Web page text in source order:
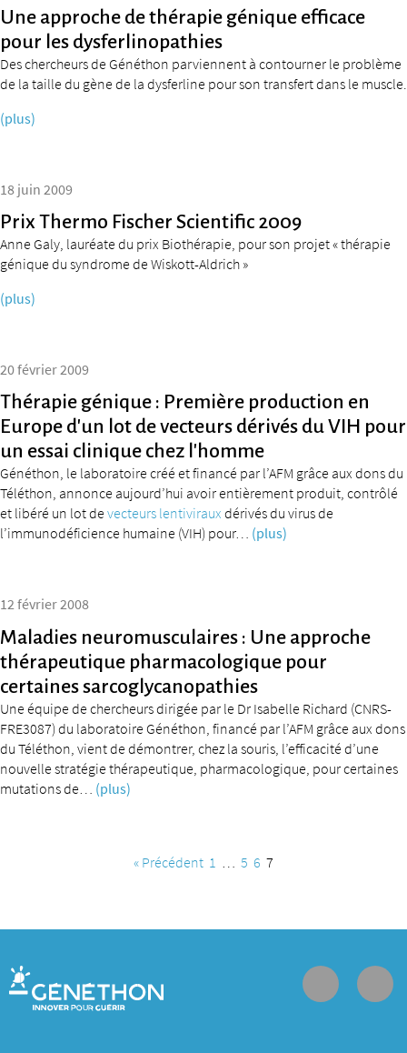
Une approche de thérapie génique efficace
pour les dysferlinopathies
Des chercheurs de Généthon parviennent à contourner le problème
de la taille du gène de la dysferline pour son transfert dans le muscle.
(plus)
18 juin 2009
Prix Thermo Fischer Scientific 2009
Anne Galy, lauréate du prix Biothérapie, pour son projet « thérapie
génique du syndrome de Wiskott-Aldrich »
(plus)
20 février 2009
Thérapie génique : Première production en
Europe d’un lot de vecteurs dérivés du VIH pour
un essai clinique chez l’homme
Généthon, le laboratoire créé et financé par l’AFM grâce aux dons du
Téléthon, annonce aujourd’hui avoir entièrement produit, contrôlé
et libéré un lot devecteurs lentiviraux dérivés du virus de
l’immunodéficience humaine (VIH) pour… (plus)
12 février 2008
Maladies neuromusculaires : Une approche
thérapeutique pharmacologique pour
certaines sarcoglycanopathies
Une équipe de chercheurs dirigée par le Dr Isabelle Richard (CNRS-
FRE3087) du laboratoire Généthon, financé par l’AFM grâce aux dons
du Téléthon, vient de démontrer, chez la souris, l’efficacité d’une
nouvelle stratégie thérapeutique, pharmacologique, pour certaines
mutations de…
(plus)
« Précédent 1 5 6 7